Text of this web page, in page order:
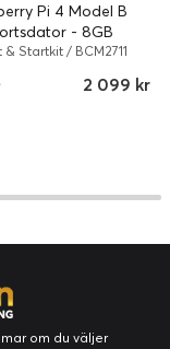
Pi 4 Model B
- 8GB
& Startkit / BCM2711
2 099 kr
om du väljer